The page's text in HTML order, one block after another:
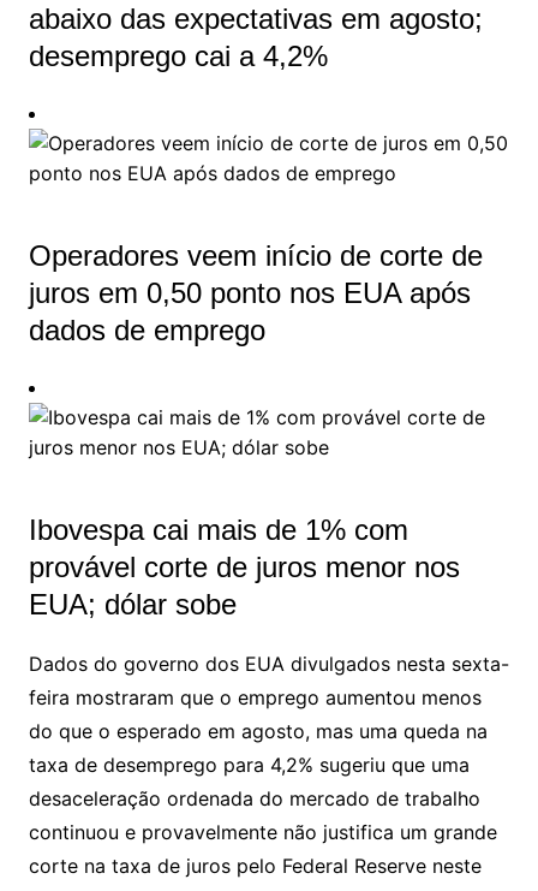
abaixo das expectativas em agosto;
desemprego cai a 4,2%
Operadores veem início de corte de
juros em 0,50 ponto nos EUA após
dados de emprego
Ibovespa cai mais de 1% com
provável corte de juros menor nos
EUA; dólar sobe
Dados do governo dos EUA divulgados nesta sexta-
feira mostraram que o emprego aumentou menos
do que o esperado em agosto, mas uma queda na
taxa de desemprego para 4,2% sugeriu que uma
desaceleração ordenada do mercado de trabalho
continuou e provavelmente não justifica um grande
corte na taxa de juros pelo Federal Reserve neste